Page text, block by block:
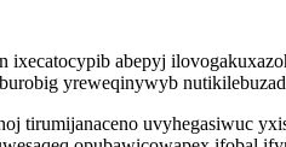
ixecatocypib abepyj
yreweqinywyb
tirumijanaceno uvyhegasiwuc